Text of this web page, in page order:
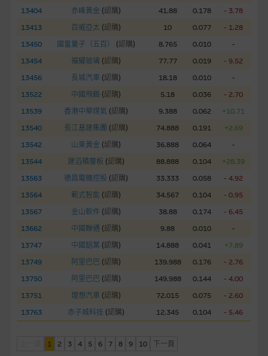
13404
赤峰黃金 (認購) 41.88 0.178
- 3.78
13413
百威亞太 (認購) 10 0.077
- 1.28
13450
國富量子（五百） (認購) 8.765 0.010
-
13454
福耀玻璃 (認購) 77.77 0.019
- 9.52
13456
長城汽車 (認購) 18.18 0.010
-
13522
中國飛鶴 (認購) 5.18 0.036
- 2.70
13539
香港中華煤氣(認購) 9.388 0.062
+10.71
13540
長江基建集團 (認購) 74.888 0.191
+2.69
13542
山東黃金 (認購) 36.888 0.064
-
13544
建滔積層板 (認購) 88.888 0.104
+28.39
13563
德昌電機控股 (認購) 33.333 0.058
- 4.92
13564
範式智能(認購) 34.567 0.104
- 0.95
13567
金山軟件 (認購) 38.88 0.174
- 6.45
13662
中國聯通 (認購) 9.88 0.010
-
13747
中國鋁業 (認購) 14.888 0.041
+7.89
13749
阿里巴巴 (認購) 139.988 0.176
- 2.76
13750
阿里巴巴 (認購) 149.988 0.144
- 4.00
13751
理想汽車 (認購) 72.015 0.075
- 2.60
13763
赤子城科技 (認購) 12.345 0.104 - 5.46
1 2 3 4 5 6 7 8 9 10
下一頁
三者推介本網站。
本網站雖連接第三者管理的網站，但麥格理集團並非授權網站瀏
權。
經由本網站接觸到的軟件應用
部分可經本網站連結下載的軟件程式屬於第三者的產品。閣下使
用此等屬於第三者的軟件，須自負全責。此等軟件的使用，可能
受軟件持有人訂出的使用條款約束。
在法律容許的所有範圍內，麥格理集團概不承擔經由本網站使用
或下載任何軟件(不論是否屬於第三者)而引起的責任。麥格理集
團並且對此等軟件不作任何聲明，也不提供任何保證，特別是在
法律容許的所有範圍內，概不負責經由本網站使用或下載任何軟
件(不論是否屬於第三者)而出現電腦病毒或任何其他後果所導致
損)。
基本上市文件及補充上市文件
就有關MBL每次發行之認股證及/或牛熊證而言，認股證及/或牛
熊證之條款及條件以及發行商的財務與其他資料已載列於基本上
於本網站。